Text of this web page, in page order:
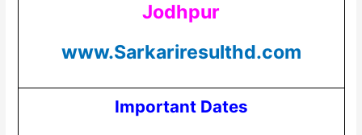
Jodhpur
www.Sarkariresulthd.com
Important Dates